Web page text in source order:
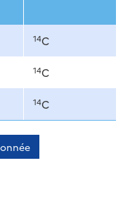
14C
14C
14C